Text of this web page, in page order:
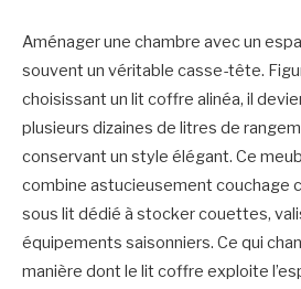
Aménager une chambre avec un
souvent un véritable casse-tête.
choisissant un lit coffre alinéa, il
plusieurs dizaines de litres de
conservant un style élégant. Ce
combine astucieusement couchage
sous lit dédié à stocker couettes,
équipements saisonniers. Ce qui
manière dont le lit coffre exploite